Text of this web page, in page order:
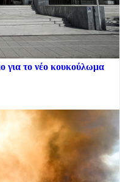
για το νέο κουκούλωμα